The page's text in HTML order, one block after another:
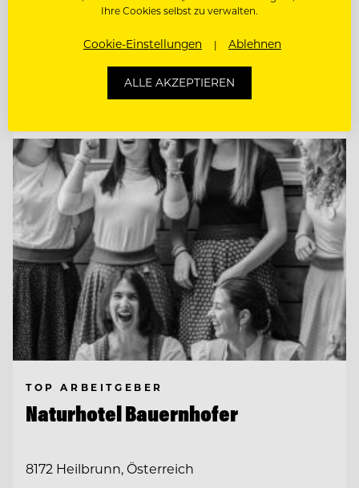
DEMI CHEF DE PARTIE (M/W/D)
TOP ARBEITGEBER
Naturhotel Bauernhofer
8172 Heilbrunn, Österreich
Ihre Cookies selbst zu verwalten.
Cookie-Einstellungen Ablehnen
ALLE AKZEPTIEREN